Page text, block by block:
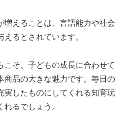
増えることは、言語能力や社会
るとされています。
こそ、子どもの成長に合わせて
商品の大きな魅力です。毎日の
実したものにしてくれる知育玩
るでしょう。